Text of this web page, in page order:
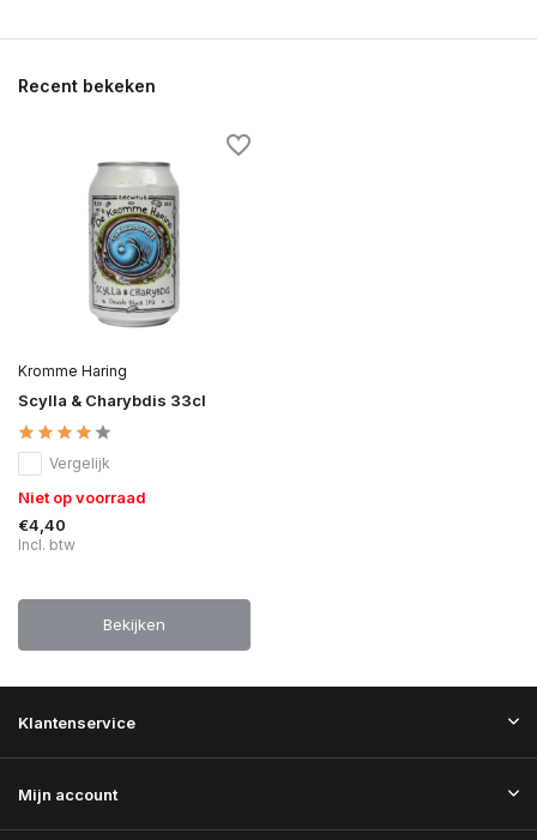
Recent bekeken
Kromme Haring
Scylla & Charybdis 33cl
Vergelijk
Niet op voorraad
€4,40
Incl. btw
Bekijken
Klantenservice
Mijn account